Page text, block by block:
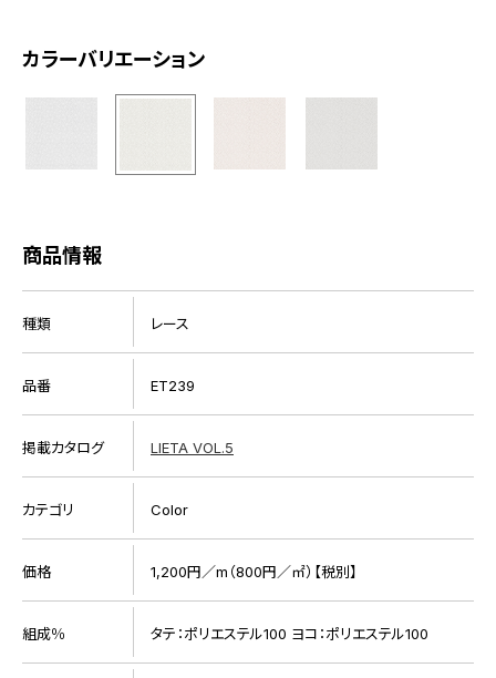
カラーバリエーション
商品情報
種類 レース
品番 ET239
掲載カタログ LIETA VOL.5
カテゴリ Color
価格 1,200円／m（800円／㎡）【税別】
組成％ タテ：ポリエステル100 ヨコ：ポリエステル100